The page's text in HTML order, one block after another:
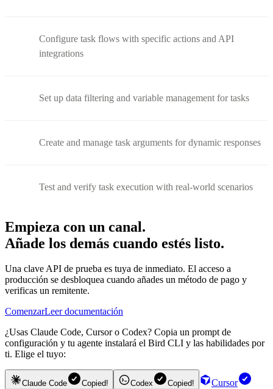
Configure task flows with specific actions and API
integrations
Set up data filtering and variable management for tasks
Create and manage task arguments for dynamic responses
Test and verify task execution with real-world scenarios
Empieza con un canal.
Añade los demás cuando estés listo.
Una clave API de prueba es tuya de inmediato. El acceso a
producción se desbloquea cuando añades un método de pago y
verificas un remitente.
ComenzarLeer documentación
¿Usas Claude Code, Cursor o Codex? Copia un prompt de
configuración y tu agente instalará el Bird CLI y las habilidades por
ti. Elige el tuyo:
Claude Code Copied! Codex Copied!
Cursor